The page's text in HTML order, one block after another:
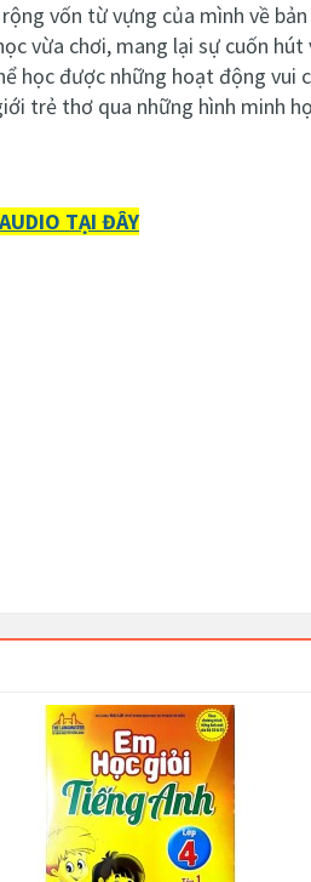
vốn từ vựng của mình về
vừa chơi, mang lại sự cuốn
học được những hoạt động
trẻ thơ qua những hình minh
TẠI ĐÂY